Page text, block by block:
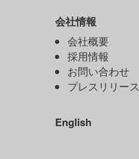
会社情報
会社概要
採用情報
お問い合わせ
プレスリリース
English